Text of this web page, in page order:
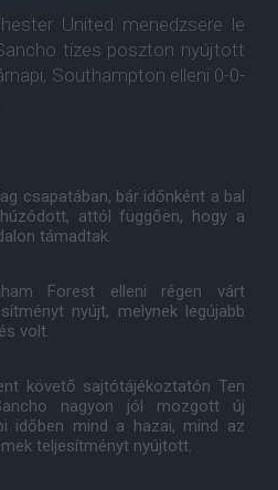
United menedzsere le
tízes poszton nyújtott
Southampton elleni 0-0-
csapatában, bár időnként a bal
attól függően, hogy a
támadtak.
Forest elleni régen várt
nyújt, melynek legújabb
volt.
követő sajtótájékoztatón Ten
nagyon jól mozgott új
időben mind a hazai, mind az
teljesítményt nyújtott.